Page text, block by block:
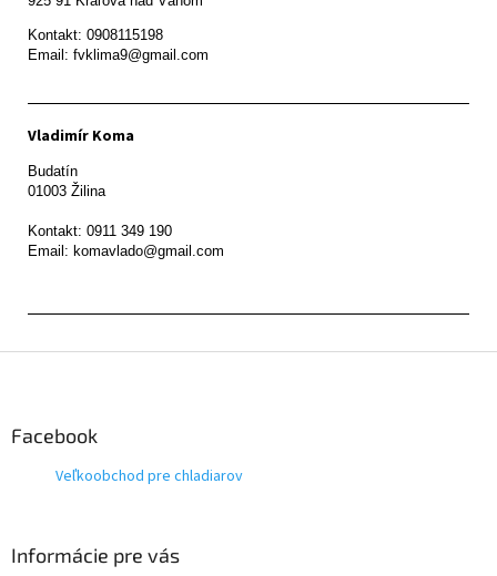
Kontakt: 0908115198
Email: fvklima9@gmail.com
Vladimír Koma
Budatín
01003 Žilina
Kontakt: 0911 349 190
Facebook
Veľkoobchod pre chladiarov
Informácie pre vás